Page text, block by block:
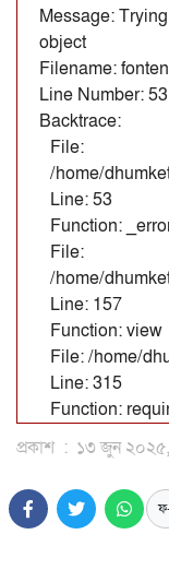
Message:
object
Filename:
Line Number: 53
Backtrace:
File:
/home/
Line: 53
Function:
File:
/home/
Line: 157
Function: view
File: /home/
Line: 315
Function:
প্রকাশ : ১৩ জুন